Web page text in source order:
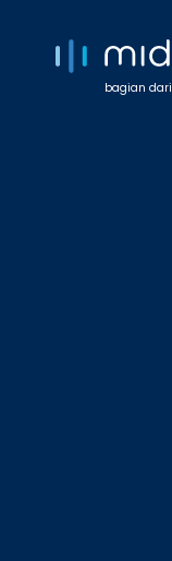
bagian dari